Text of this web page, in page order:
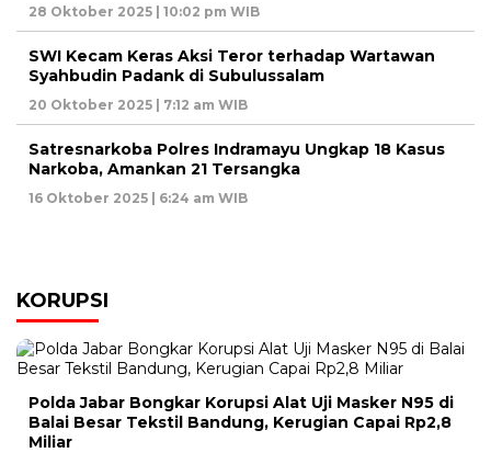
28 Oktober 2025 | 10:02 pm WIB
SWI Kecam Keras Aksi Teror terhadap Wartawan
Syahbudin Padank di Subulussalam
20 Oktober 2025 | 7:12 am WIB
Satresnarkoba Polres Indramayu Ungkap 18 Kasus
Narkoba, Amankan 21 Tersangka
16 Oktober 2025 | 6:24 am WIB
KORUPSI
Polda Jabar Bongkar Korupsi Alat Uji Masker N95 di
Balai Besar Tekstil Bandung, Kerugian Capai Rp2,8
Miliar